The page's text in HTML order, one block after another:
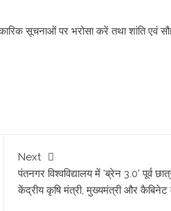
सूचनाओं पर भरोसा करें तथा शांति एवं
Next
​पंतनगर विश्वविद्यालय में ‘ब्रेन 3.0’ पूर्व
केंद्रीय कृषि मंत्री, मुख्यमंत्री और कैबिनेट